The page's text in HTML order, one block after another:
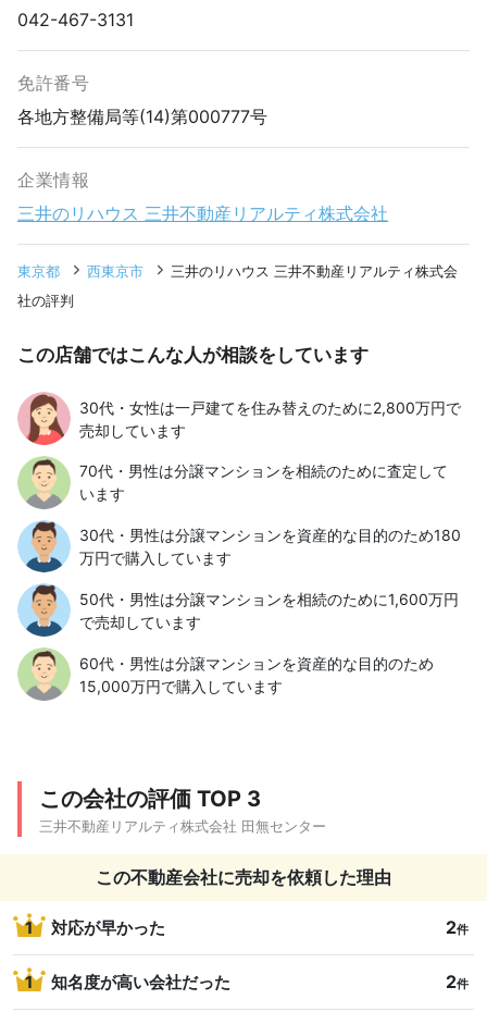
042-467-3131
免許番号
各地方整備局等(14)第000777号
企業情報
三井のリハウス 三井不動産リアルティ株式会社
東京都 西東京市
三井のリハウス 三井不動産リアルティ株式会
社の評判
この店舗ではこんな人が相談をしています
30代・女性は一戸建てを住み替えのために2,800万円で
売却しています
70代・男性は分譲マンションを相続のために査定して
います
30代・男性は分譲マンションを資産的な目的のため180
万円で購入しています
50代・男性は分譲マンションを相続のために1,600万円
で売却しています
60代・男性は分譲マンションを資産的な目的のため
15,000万円で購入しています
この会社の評価 TOP 3
三井不動産リアルティ株式会社 田無センター
この不動産会社に売却を依頼した理由
1 対応が早かった 2件
1 知名度が高い会社だった 2件